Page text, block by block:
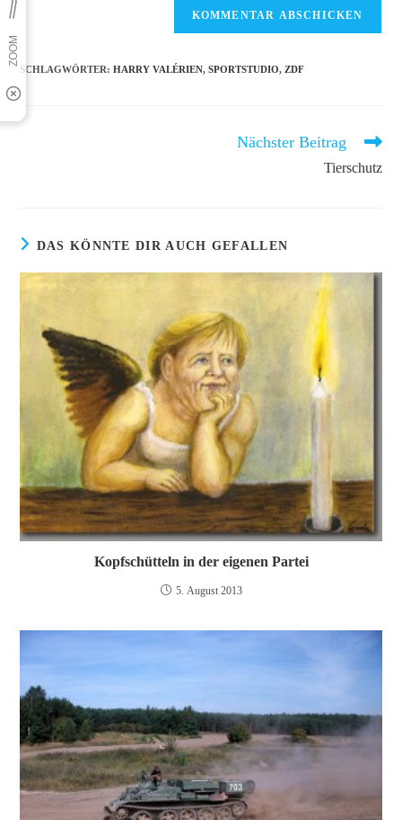
(optional)
SCHLAGWÖRTER:HARRY VALÉRIEN, SPORTSTUDIO, ZDF
Nächster Beitrag
Tierschutz
DAS KÖNNTE DIR AUCH GEFALLEN
Kopfschütteln in der eigenen Partei
5. August 2013